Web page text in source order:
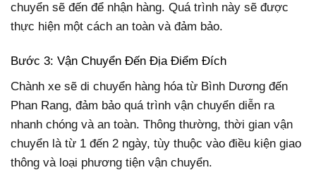
chuyển sẽ đến để nhận hàng. Quá trình này sẽ được
thực hiện một cách an toàn và đảm bảo.
Bước 3: Vận Chuyển Đến Địa Điểm Đích
Chành xe sẽ di chuyển hàng hóa từ Bình Dương đến
Phan Rang, đảm bảo quá trình vận chuyển diễn ra
nhanh chóng và an toàn. Thông thường, thời gian vận
chuyển là từ 1 đến 2 ngày, tùy thuộc vào điều kiện giao
thông và loại phương tiện vận chuyển.